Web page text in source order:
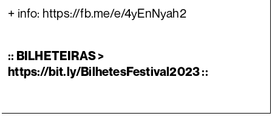
+ info: https://fb.me/e/4yEnNyah2
:: BILHETEIRAS >
https://bit.ly/BilhetesFestival2023 ::